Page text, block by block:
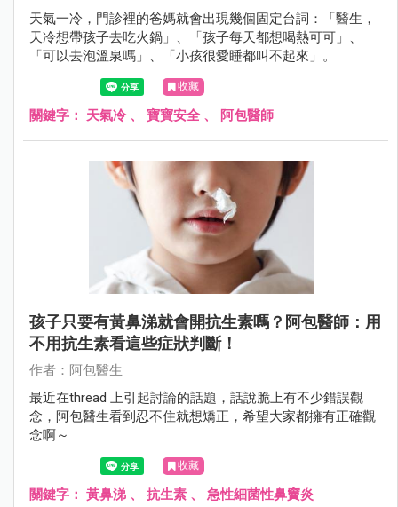
天氣一冷，門診裡的爸媽就會出現幾個固定台詞：「醫生，
天冷想帶孩子去吃火鍋」、「孩子每天都想喝熱可可」、
「可以去泡溫泉嗎」、「小孩很愛睡都叫不起來」。
收藏
關鍵字： 天氣冷 、 寶寶安全 、 阿包醫師
孩子只要有黃鼻涕就會開抗生素嗎？阿包醫師：用
不用抗生素看這些症狀判斷！
作者：阿包醫生
最近在thread 上引起討論的話題，話說脆上有不少錯誤觀
念，阿包醫生看到忍不住就想矯正，希望大家都擁有正確觀
念啊～
收藏
關鍵字： 黃鼻涕 、 抗生素 、 急性細菌性鼻竇炎